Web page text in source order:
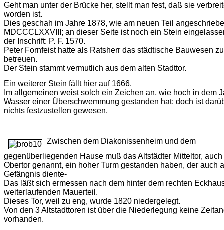
Geht man unter der Brücke her, stellt man fest, daß sie
worden ist.
Dies geschah im Jahre 1878, wie am neuen Teil
MDCCCLXXVIII; an dieser Seite ist noch ein Stein
der Inschrift: P. F. 1570.
Peter Fornfeist hatte als Ratsherr das städtische Bauwesen zu
betreuen.
Der Stein stammt vermutlich aus dem alten Stadttor.
Ein weiterer Stein fällt hier auf 1666.
Im allgemeinen weist solch ein Zeichen an, wie hoch in dem
Wasser einer Überschwemmung gestanden hat: doch ist
nichts festzustellen gewesen.
Zwischen dem Diakonissenheim und dem
gegenüberliegenden Hause muß das Altstädter Mitteltor, auch
Obertor genannt, ein hoher Turm gestanden haben, der auch
Gefängnis diente-
Das läßt sich ermessen nach dem hinter dem rechten
weiterlaufenden Mauerteil.
Dieses Tor, weil zu eng, wurde 1820 niedergelegt.
Von den 3 Altstadttoren ist über die Niederlegung keine
vorhanden.